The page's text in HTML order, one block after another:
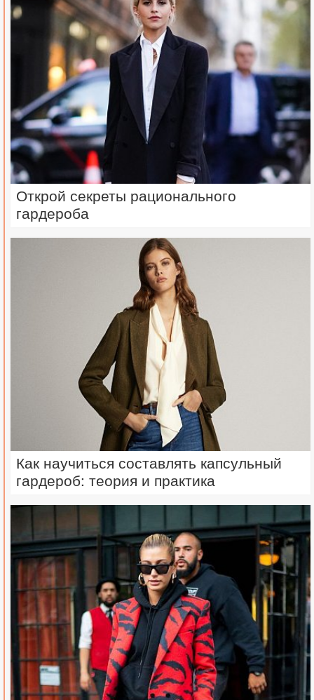
Открой секреты рационального
гардероба
Как научиться составлять капсульный
гардероб: теория и практика